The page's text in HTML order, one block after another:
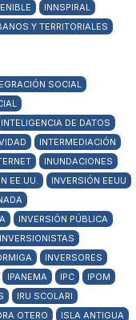
INNSPIRAL
Y TERRITORIALES
SOCIAL
INTELIGENCIA DE DATOS
INTERMEDIACIÓN
INUNDACIONES
EE.UU.
INVERSIÓN EEUU
INVERSIÓN PÚBLICA
INVERSIONISTAS
INVERSORES
IPANEMA IPC
IPOM
IRU SCOLARI
OTERO
ISLA ANTIGUA